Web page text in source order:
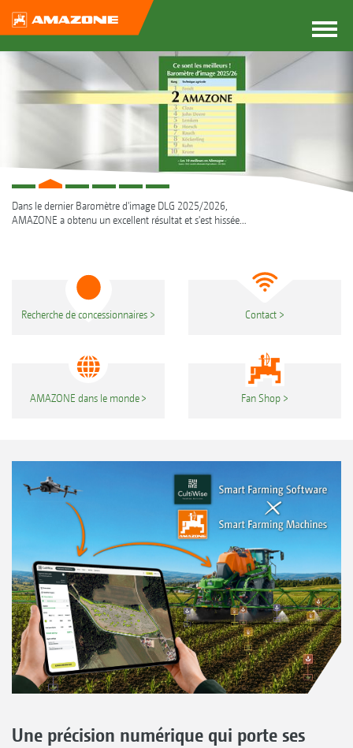
Dans le dernier Baromètre d'image DLG 2025/2026,
AMAZONE a obtenu un excellent résultat et s'est hissée
Recherche de concessionnaires Contact
AMAZONE dans le monde Fan Shop
Une précision numérique qui porte ses